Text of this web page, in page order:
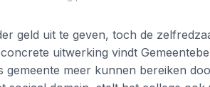
geld uit te geven, toch de
uitwerking vindt
meer kunnen bereiken